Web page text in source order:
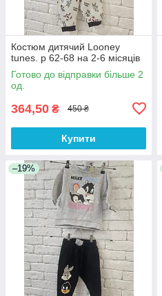
Костюм дитячий Looney
tunes. р 62-68 на 2-6 місяців
Готово до відправки більше 2
од.
364,50 ₴ 450 ₴
Купити
–19%